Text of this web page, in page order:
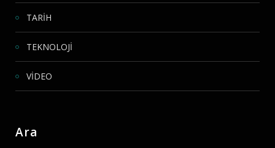
TARİH
TEKNOLOJİ
VİDEO
Ara